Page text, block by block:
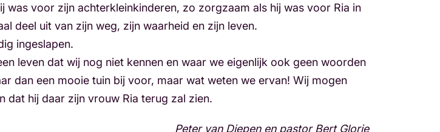
voor zijn achterkleinkinderen, zo zorgzaam als hij was voor Ria in
deel uit van zijn weg, zijn waarheid en zijn leven.
ingeslapen.
leven dat wij nog niet kennen en waar we eigenlijk ook geen woorden
dan een mooie tuin bij voor, maar wat weten we ervan! Wij mogen
dat hij daar zijn vrouw Ria terug zal zien.
Peter van Diepen en pastor Bert Glorie